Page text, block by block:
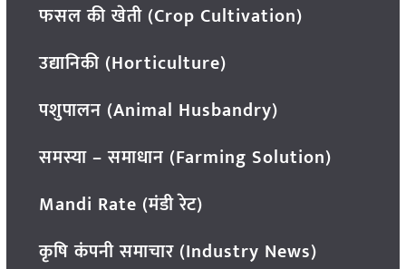
फसल की खेती (Crop Cultivation)
उद्यानिकी (Horticulture)
पशुपालन (Animal Husbandry)
समस्या – समाधान (Farming Solution)
Mandi Rate (मंडी रेट)
कृषि कंपनी समाचार (Industry News)